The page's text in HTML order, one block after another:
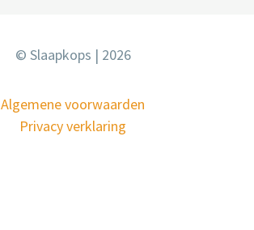
© Slaapkops | 2026
Algemene voorwaarden
Privacy verklaring